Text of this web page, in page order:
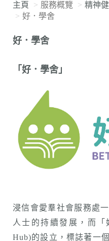
主頁 服務概覽 精神
好．學舍
好．學舍
「好．學舍」
浸信會愛羣社會服務處
人士的持續發展，而「
Hub)的設立，標誌著一